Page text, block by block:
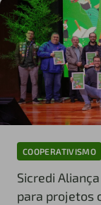
COOPERATIVISMO
Sicredi
para projetos